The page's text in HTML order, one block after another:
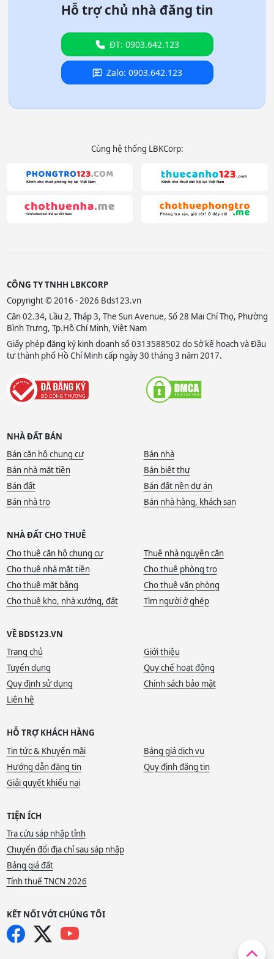
Hỗ trợ chủ nhà đăng tin
ĐT: 0903.642.123
Zalo: 0903.642.123
Cùng hệ thống LBKCorp:
CÔNG TY TNHH LBKCORP
Copyright © 2016 - 2026 Bds123.vn
Căn 02.34, Lầu 2, Tháp 3, The Sun Avenue, Số 28 Mai Chí Thọ, Phường
Bình Trưng, Tp.Hồ Chí Minh, Việt Nam
Giấy phép đăng ký kinh doanh số 0313588502 do Sở kế hoạch và Đầu
tư thành phố Hồ Chí Minh cấp ngày 30 tháng 3 năm 2017.
NHÀ ĐẤT BÁN
Bán căn hộ chung cư
Bán nhà
Bán nhà mặt tiền
Bán biệt thự
Bán đất
Bán đất nền dự án
Bán nhà trọ
Bán nhà hàng, khách sạn
NHÀ ĐẤT CHO THUÊ
Cho thuê căn hộ chung cư
Thuê nhà nguyên căn
Cho thuê nhà mặt tiền
Cho thuê phòng trọ
Cho thuê mặt bằng
Cho thuê văn phòng
Cho thuê kho, nhà xưởng, đất
Tìm người ở ghép
VỀ BDS123.VN
Trang chủ
Giới thiệu
Tuyển dụng
Quy chế hoạt động
Quy định sử dụng
Chính sách bảo mật
Liên hệ
HỖ TRỢ KHÁCH HÀNG
Tin tức & Khuyến mãi
Bảng giá dịch vụ
Hướng dẫn đăng tin
Quy định đăng tin
Giải quyết khiếu nại
TIỆN ÍCH
Tra cứu sáp nhập tỉnh
Chuyển đổi địa chỉ sau sáp nhập
Bảng giá đất
Tính thuế TNCN 2026
KẾT NỐI VỚI CHÚNG TÔI